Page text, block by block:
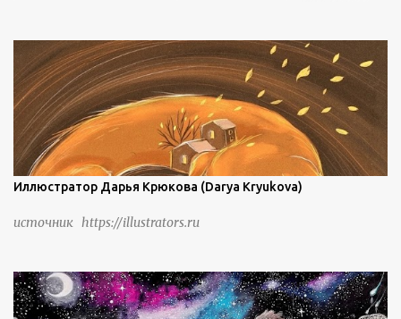
стальными лестницами с защитными перилами, и
передвижение детей и жителей деревни было улучшено.
Подъем от подножия горы до вершины занимает до 4
часов. По словам местных жителей, их предки мигрировали
в деревню, поскольку обнаружили, что в этом месте
приятный климат и природная среда, подходящие для
проживания, ведения сельского хозяйства и разведения
защитить их от бандитизма и войн. С тех пор особая
жизнью в деревне в течение шести или семи поколений.
Иллюстратор Дарья Крюкова (Darya Kryukova)
источник https://illustrators.ru